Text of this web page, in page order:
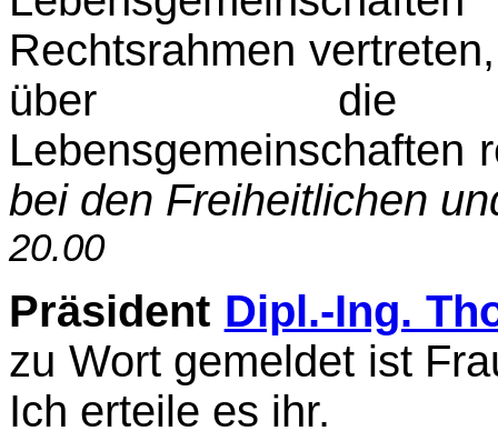
Rechts­rahmen
über die
bei den Freiheitlichen
20.00
Präsident Dipl.-Ing.
zu Wort gemeldet ist
Ich erteile es ihr.